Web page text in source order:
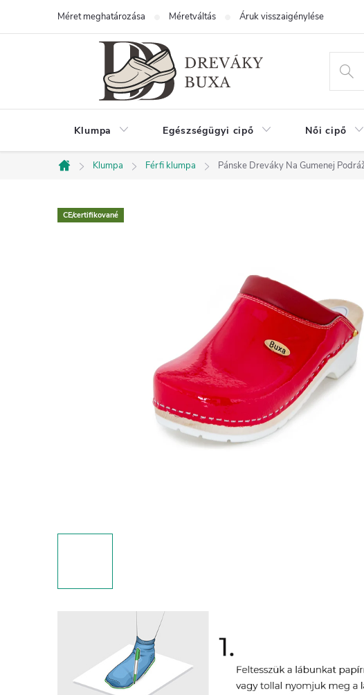
Méret meghatározása Méretváltás Áruk visszaigénylése
Klumpa Egészségügyi cipő Női cipő
Kezdőlap
Klumpa Férfi klumpa Pánske Dreváky Na Gumenej
CE/certifikované